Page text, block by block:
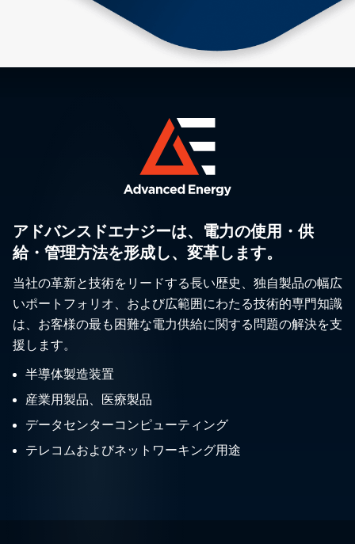
アドバンスドエナジーは、電力の使用・供
給・管理方法を形成し、変革します。
当社の革新と技術をリードする長い歴史、独自製品の幅広
いポートフォリオ、および広範囲にわたる技術的専門知識
は、お客様の最も困難な電力供給に関する問題の解決を支
援します。
半導体製造装置
産業用製品、医療製品
データセンターコンピューティング
テレコムおよびネットワーキング用途